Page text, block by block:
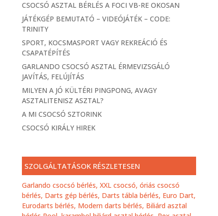
CSOCSÓ ASZTAL BÉRLÉS A FOCI VB-RE OKOSAN
JÁTÉKGÉP BEMUTATÓ – VIDEÓJÁTÉK – CODE:
TRINITY
SPORT, KOCSMASPORT VAGY REKREÁCIÓ ÉS
CSAPATÉPÍTÉS
GARLANDO CSOCSÓ ASZTAL ÉRMEVIZSGÁLÓ
JAVÍTÁS, FELÚJÍTÁS
MILYEN A JÓ KÜLTÉRI PINGPONG, AVAGY
ASZTALITENISZ ASZTAL?
A MI CSOCSÓ SZTORINK
CSOCSÓ KIRÁLY HIREK
SZOLGÁLTATÁSOK RÉSZLETESEN
Garlando csocsó bérlés, XXL csocsó, óriás csocsó
bérlés, Darts gép bérlés, Darts tábla bérlés, Euro Dart,
Eurodarts bérlés, Modern darts bérlés, Biliárd asztal